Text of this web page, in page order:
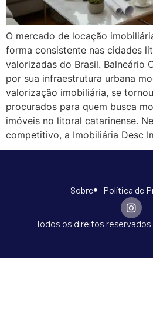
O mercado de locação
forma consistente nas cidades
valorizadas do Brasil. Balneário
por sua infraestrutura urbana
valorização imobiliária, se
procurados para quem busca
imóveis no litoral catarinense.
competitivo, a Imobiliária Desc
Sobre Política de
Todos os direitos